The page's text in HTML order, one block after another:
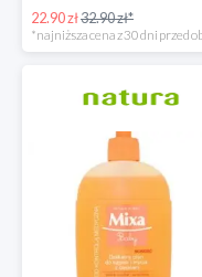
22.90 zł32.90 zł*